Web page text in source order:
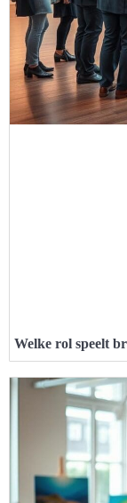
Welke rol speelt